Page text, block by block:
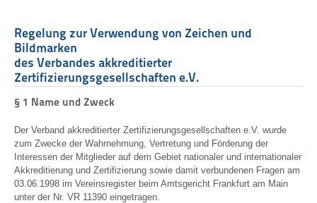
Regelung zur Verwendung von Zeichen und
Bildmarken
des Verbandes akkreditierter
Zertifizierungsgesellschaften e.V.
§ 1 Name und Zweck
Der Verband akkreditierter Zertifizierungsgesellschaften e.V. wurde
zum Zwecke der Wahrnehmung, Vertretung und Förderung der
Interessen der Mitglieder auf dem Gebiet nationaler und internationaler
Akkreditierung und Zertifizierung sowie damit verbundenen Fragen am
03.06.1998 im Vereinsregister beim Amtsgericht Frankfurt am Main
unter der Nr. VR 11390 eingetragen.